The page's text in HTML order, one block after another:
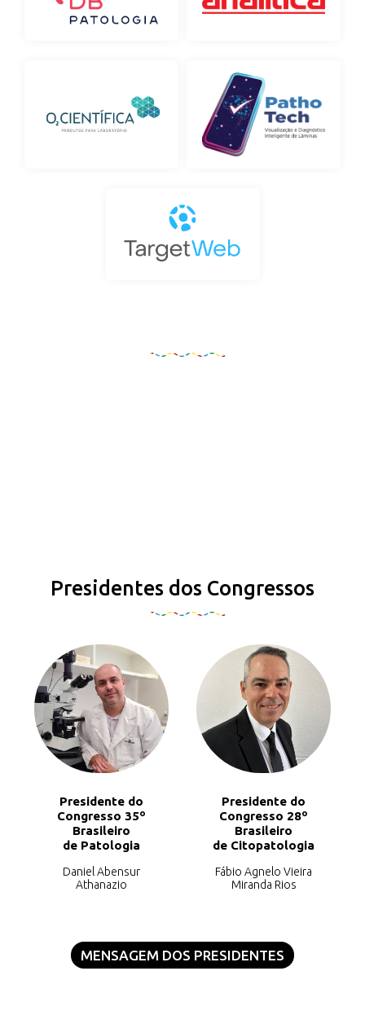
Presidentes dos Congressos
Presidente do
Congresso 35º
Brasileiro
de Patologia
Daniel Abensur
Athanazio
Presidente do
Congresso 28º
Brasileiro
de Citopatologia
Fábio Agnelo Vieira
Miranda Rios
MENSAGEM DOS PRESIDENTES